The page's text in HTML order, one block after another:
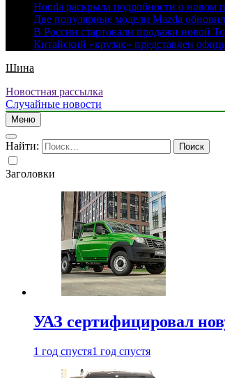
Honda раскрыла подробности о новом
Две популярные модели Mazda
В России стартовали продажи новой
Китайский «крузак» представлен
Шина
Новостная рассылка
Случайные новости
Меню
Найти:
Заголовки
УАЗ сертифицировал
1 год спустя1 год спустя